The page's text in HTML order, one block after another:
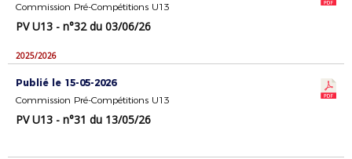
Commission Pré-Compétitions U13
PV U13 - n°32 du 03/06/26
2025/2026
Publié le 15-05-2026
Commission Pré-Compétitions U13
PV U13 - n°31 du 13/05/26